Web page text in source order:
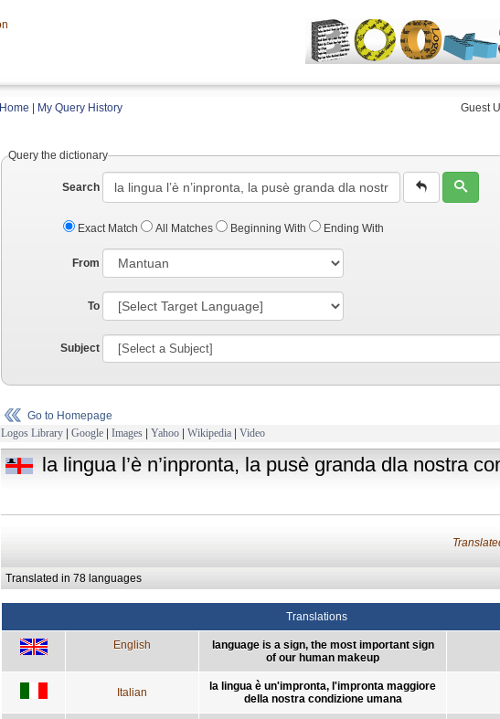
Home My Query History Guest
Query the dictionary
Search
Exact Match All Matches Beginning With Ending With
From
To
Subject
Go to Homepage
Logos Library | Google | Images | Yahoo | Wikipedia | Video
la lingua l’è n’inpronta, la pusè granda dla nostra
Translated in 78 languages
Translations
English
language is a sign, the most important sign
of our human makeup
Italian
la lingua è un'impronta, l'impronta maggiore
della nostra condizione umana